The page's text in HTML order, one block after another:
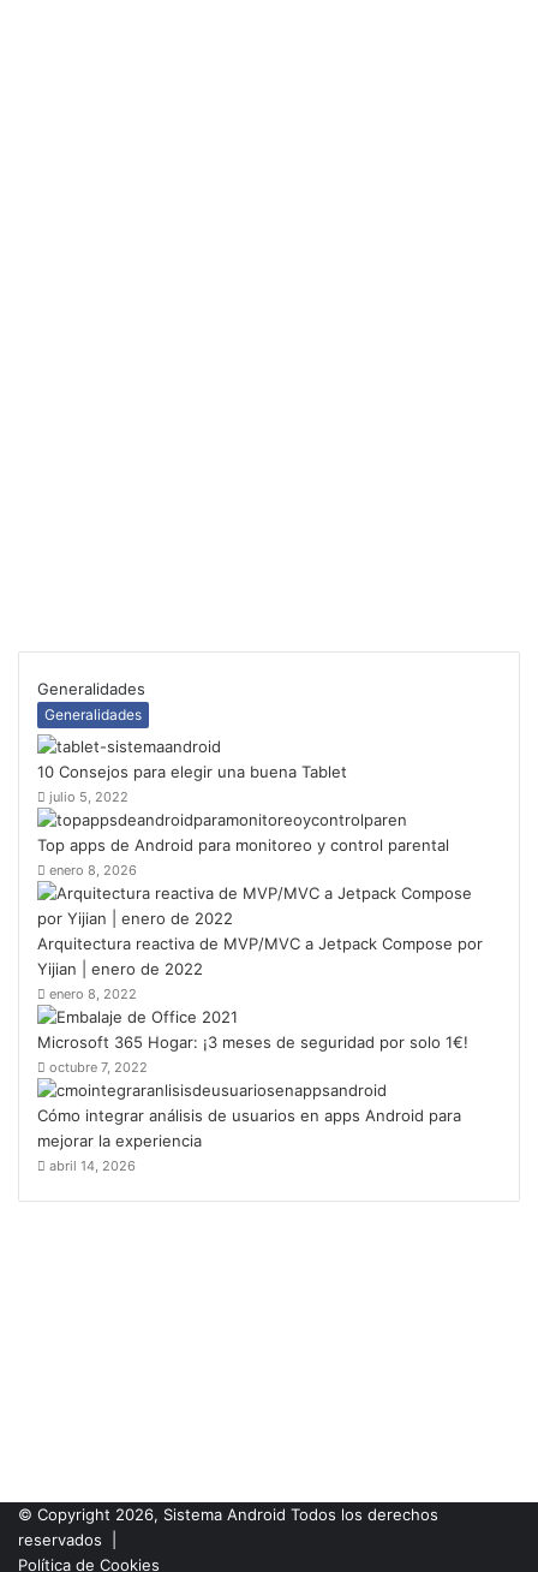
Generalidades
Generalidades
10 Consejos para elegir una buena Tablet
julio 5, 2022
Top apps de Android para monitoreo y control parental
enero 8, 2026
Arquitectura reactiva de MVP/MVC a Jetpack Compose por
Yijian | enero de 2022
enero 8, 2022
Microsoft 365 Hogar: ¡3 meses de seguridad por solo 1€!
octubre 7, 2022
Cómo integrar análisis de usuarios en apps Android para
mejorar la experiencia
abril 14, 2026
© Copyright 2026, Sistema Android Todos los derechos
reservados |
Política de Cookies